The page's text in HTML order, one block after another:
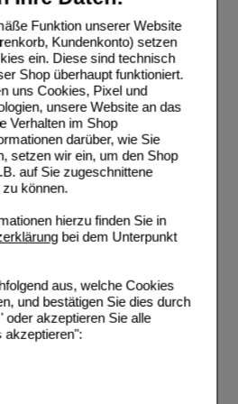
Funktion unserer Website
Kundenkonto) setzen
ein. Diese sind technisch
Shop überhaupt funktioniert.
uns Cookies, Pixel und
unsere Website an das
Verhalten im Shop
darüber, wie Sie
setzen wir ein, um den Shop
auf Sie zugeschnittene
können.
hierzu finden Sie in
bei dem Unterpunkt
aus, welche Cookies
und bestätigen Sie dies durch
oder akzeptieren Sie alle
akzeptieren":